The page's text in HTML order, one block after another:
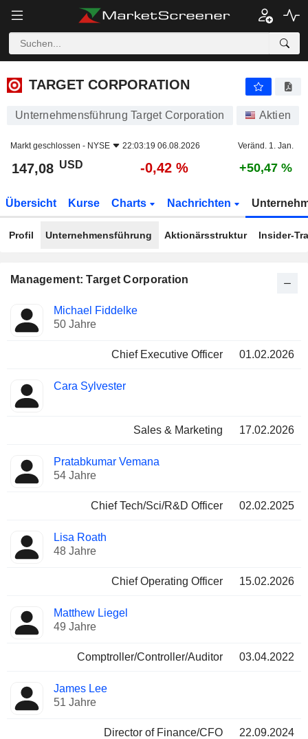
TARGET CORPORATION
TARGET CORPORATION
Unternehmensführung Target Corporation Aktien
Markt geschlossen - NYSE 22:03:19 06.08.2026 Veränd. 1. Jan.
147,08 USD -0,42 % +50,47 %
Übersicht Kurse Charts Nachrichten
Profil Unternehmensführung Aktionärsstruktur Insider-
Management: Target Corporation
Manager
Besetzte
Positionen
Michael Fiddelke
50 Jahre
Chief Executive Officer 01.02.2026
Cara Sylvester
Sales & Marketing 17.02.2026
Pratabkumar Vemana
54 Jahre
Chief Tech/Sci/R&D Officer 02.02.2025
Lisa Roath
48 Jahre
Chief Operating Officer 15.02.2026
Matthew Liegel
49 Jahre
Comptroller/Controller/Auditor 03.04.2022
James Lee
51 Jahre
Director of Finance/CFO 22.09.2024